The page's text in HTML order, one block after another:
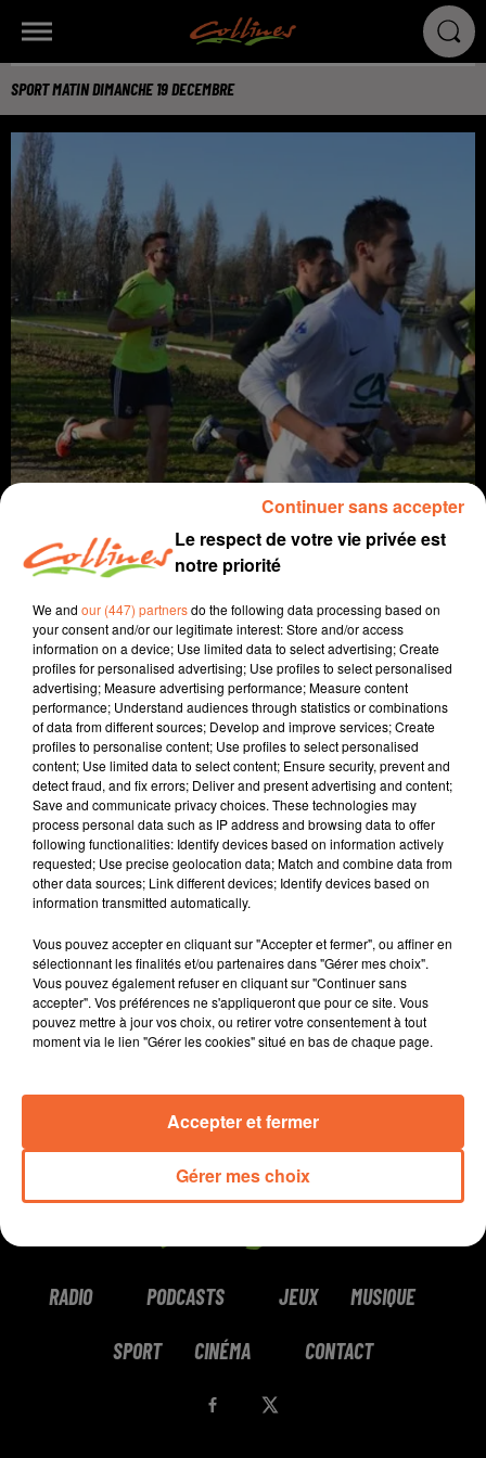
SPORT MATIN DIMANCHE 19 DECEMBRE
Infos
19 décembre 2021 - 43 min 26 sec
SPORT MATIN DIMANCHE 19 DECEMBRE
Jean Grellier - Patrice Bémanangy
L'info près de chez vous
Toute l'actualité sportive de votre week-end.
0:00 43 min 26 sec
RADIO PODCASTS JEUX MUSIQUE
SPORT CINÉMA CONTACT
Le respect de votre vie privée est
notre priorité
We and our (447) partnersdo the following data processing based on
your consent and/or our legitimate interest: Store and/or access
information on a device; Use limited data to select advertising; Create
profiles for personalised advertising; Use profiles to select personalised
advertising; Measure advertising performance; Measure content
performance; Understand audiences through statistics or combinations
of data from different sources; Develop and improve services; Create
profiles to personalise content; Use profiles to select personalised
content; Use limited data to select content; Ensure security, prevent and
detect fraud, and fix errors; Deliver and present advertising and content;
Save and communicate privacy choices. These technologies may
process personal data such as IP address and browsing data to offer
following functionalities: Identify devices based on information actively
requested; Use precise geolocation data; Match and combine data from
other data sources; Link different devices; Identify devices based on
information transmitted automatically.
Vous pouvez accepter en cliquant sur "Accepter et fermer", ou affiner en
sélectionnant les finalités et/ou partenaires dans "Gérer mes choix".
Vous pouvez également refuser en cliquant sur "Continuer sans
accepter". Vos préférences ne s'appliqueront que pour ce site. Vous
pouvez mettre à jour vos choix, ou retirer votre consentement à tout
moment via le lien "Gérer les cookies" situé en bas de chaque page.
Gérer mes choix
Accepter et fermer
Continuer sans accepter